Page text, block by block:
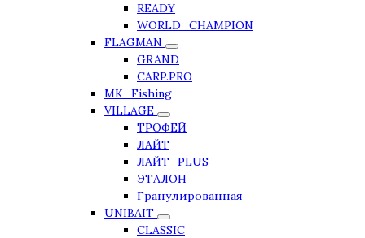
READY
WORLD_CHAMPION
FLAGMAN
GRAND
CARP.PRO
MK_Fishing
VILLAGE
ТРОФЕЙ
ЛАЙТ
ЛАЙТ_PLUS
ЭТАЛОН
Гранулированная
UNIBAIT
CLASSIC